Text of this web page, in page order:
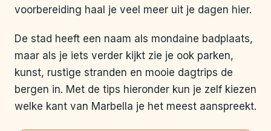
voorbereiding haal je veel meer uit je dagen hier.
De stad heeft een naam als mondaine badplaats,
maar als je iets verder kijkt zie je ook parken,
kunst, rustige stranden en mooie dagtrips de
bergen in. Met de tips hieronder kun je zelf kiezen
welke kant van Marbella je het meest aanspreekt.